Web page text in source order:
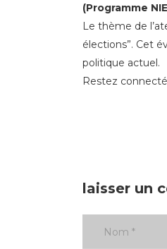
(Programme
Le thème de
élections”. Cet
politique actuel.
Restez
laisser un